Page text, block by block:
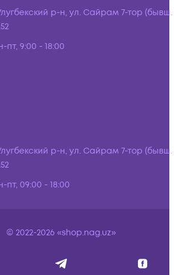
р-н, ул. Сайрам 7-тор (бывш.
пт, 9:00 - 18:00
р-н, ул. Сайрам 7-тор (бывш.
пт, 09:00 - 18:00
© 2022-2026 «shop.nag.uz»